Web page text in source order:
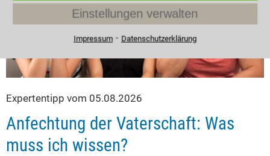
Expertentipp vom 05.08.2026
Anfechtung der Vaterschaft: Was
muss ich wissen?
Einstellungen verwalten
Impressum⁃ Datenschutzerklärung